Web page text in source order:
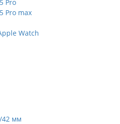
Pro
Pro max
Watch
42 мм